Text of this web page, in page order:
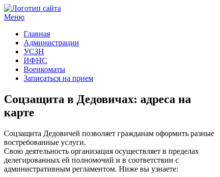
Меню
Главная
Администрации
УСЗН
ИФНС
Военкоматы
Записаться на прием
Соцзащита в Дедовичах: адреса на
карте
Соцзащита Дедовичей позволяет гражданам оформить разные
востребованные услуги.
Свою деятельность организация осуществляет в пределах
делегированных ей полномочий и в соответствии с
административным регламентом. Ниже вы узнаете: